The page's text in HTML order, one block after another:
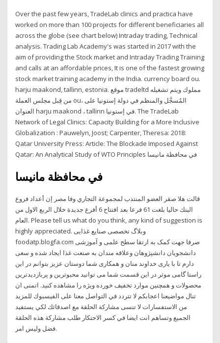
Over the past few years, TradeLab clinics and practica have
worked on more than 100 projects for different beneficiaries all
across the globe (see chart below) Intraday trading, Technical
analysis. Trading Lab Academy's was started in 2017 with the
aim of providing the Stock market and Intraday Trading Training
and calls at an affordable prices, It is one of the fastest growing
stock market training academy in the India. currency board ou.
harju maakond, tallinn, estonia. موقع tradeltd مملوك ويتم تشغيله
من قِبل مجلس العملة ou، المُسجَّل والمنظم في دولة إستونيا على
العنوان harju maakond ، tallinn في إستونيا. The TradeLab
Network of Legal Clinics: Capacity Building for a More Inclusive
Globalization : Pauwelyn, Joost; Carpenter, Theresa: 2018:
Qatar University Press: Article: The Blockade Imposed Against
Qatar: An Analytical Study of WTO Principles في محافظة مانيسا
في محافظة مانيسا
قالت هلا صقر العضو المنتدب لمجموعة التجاري وفا مصر إن أعداد فروع
البنك حاليا بلغت 61 فرعا بعد افتتاح 6 أفرع جديدة خلال الربع اﻻول من
العام. Please tell us what do you think, any kind of suggestion is
highly appreciated. وبلاگ تخصصی صنایع غذایی
foodatp.blogfa.com صرفا جهت کمک به ارتقا سطح علمی و آموزشی
دانشجویان دانشپژوهان وعلاقه مندان به صنعت غذا ایجاد شده و سعی
دارم تا با یاری خداوند منان و همکاری شما دوستان عزیز بتوانم در این
راستا گامی موثر در این قسمت شما می توانید محبوترین و پربازدیدترین
محصولات و همچنین موارد تخفیف خورده ویژه را مشاهده کنید. اتمنى ان
تنال مواضيعنا اعجابكم لا تتردد في التواصل معنا على الفيسبوك للمزيد
من الاستفسارات لا تنسى مشاركة الحلقة مع اصدقائك لكي يستفيد
الجميع وتساهم انت ايضا في كسر الاحتكار طلب مشاركة هذه الحلقة
فضل وليس امر.